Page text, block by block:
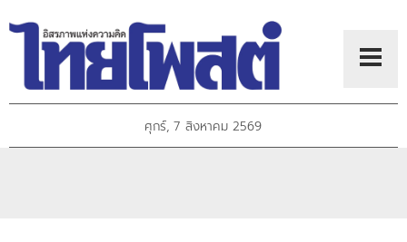
ศุกร์, 7 สิงหาคม 2569